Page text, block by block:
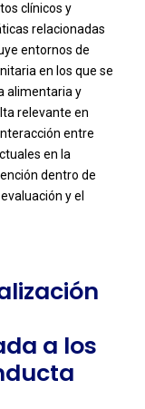
clínicos y
relacionadas
entornos de
en los que se
alimentaria y
relevante en
entre
en la
dentro de
y el
a los